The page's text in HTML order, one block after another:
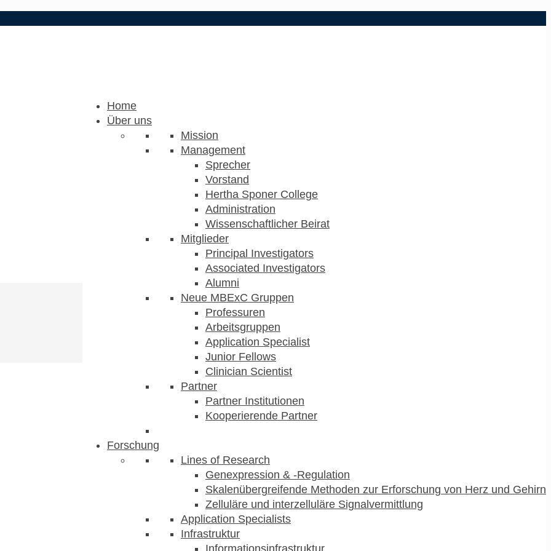
Home
Über uns
Mission
Management
Sprecher
Vorstand
Hertha Sponer College
Administration
Wissenschaftlicher Beirat
Mitglieder
Principal Investigators
Associated Investigators
Alumni
Neue MBExC Gruppen
Professuren
Arbeitsgruppen
Application Specialist
Junior Fellows
Clinician Scientist
Partner
Partner Institutionen
Kooperierende Partner
Forschung
Lines of Research
Genexpression & -Regulation
Skalenübergreifende Methoden zur Erforschung von Herz und Gehirn
Zelluläre und interzelluläre Signalvermittlung
Application Specialists
Infrastruktur
Informationsinfrastruktur